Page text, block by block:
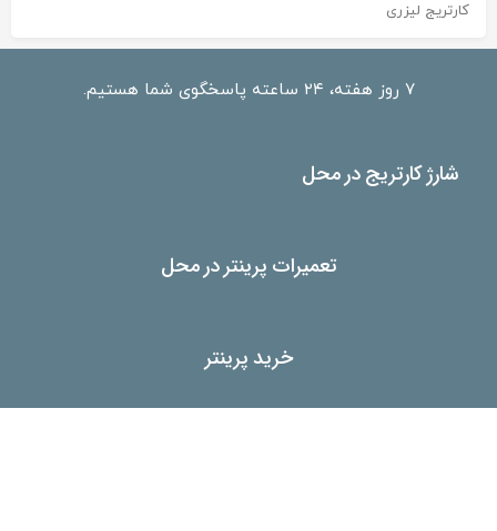
کارتریج لیزری
۷ روز هفته، ۲۴ ساعته پاسخگوی شما هستیم.
شارژ کارتریج در محل
تعمیرات پرینتر در محل
خرید پرینتر